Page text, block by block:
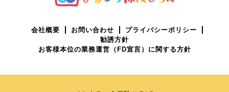
会社概要 お問い合わせ
プライバシーポリシー
勧誘方針
お客様本位の業務運営（FD宣言）に関する方針